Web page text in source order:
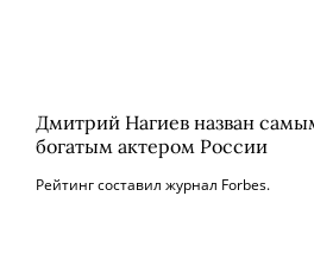
Дмитрий Нагиев назван
богатым актером России
Рейтинг составил журнал Forbes.